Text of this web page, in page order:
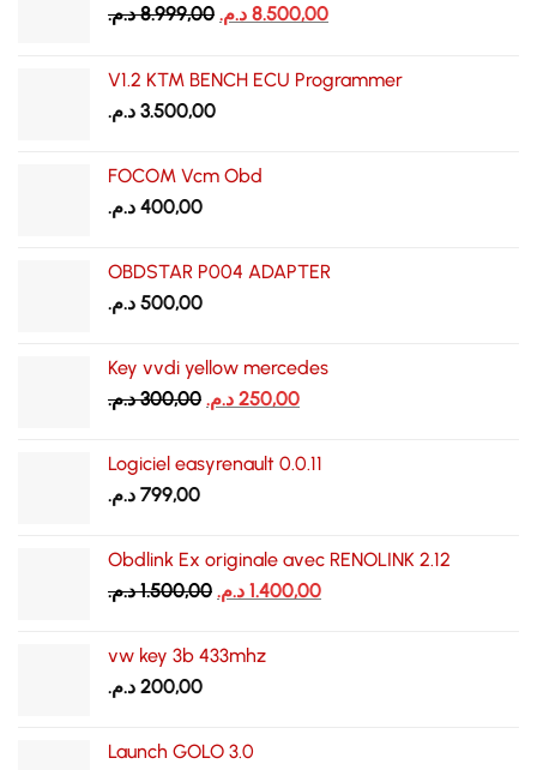
8.999,00 د.م.
Le
était :
8.500,00 د.م.
Le
est :
V1.2 KTM BENCH ECU Programmer
3.500,00 د.م.
FOCOM Vcm Obd
400,00 د.م.
OBDSTAR P004 ADAPTER
500,00 د.م.
Key vvdi yellow mercedes
300,00 د.م.
Le
était :
250,00 د.م.
Le
est :
Logiciel easyrenault 0.0.11
799,00 د.م.
Obdlink Ex originale avec RENOLINK 2.12
1.500,00 د.م.
Le
était :
1.400,00 د.م.
Le
vw key 3b 433mhz
200,00 د.م.
Launch GOLO 3.0